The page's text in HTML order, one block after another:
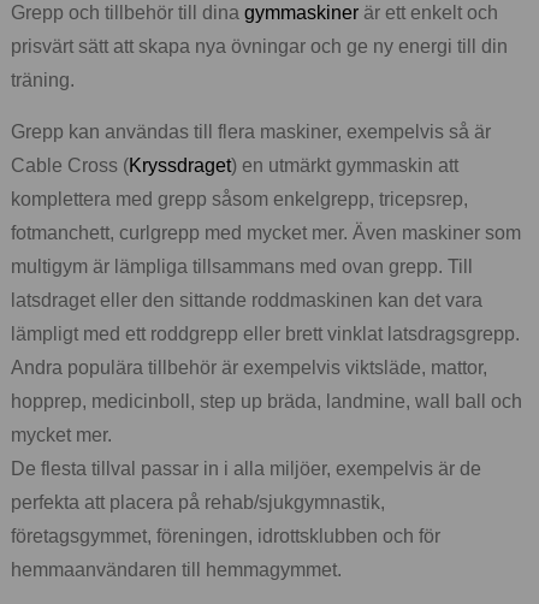
Grepp och tillbehör till dina gymmaskiner är ett enkelt och
prisvärt sätt att skapa nya övningar och ge ny energi till din
träning.
Grepp kan användas till flera maskiner, exempelvis så är
Cable Cross (Kryssdraget) en utmärkt gymmaskin att
komplettera med grepp såsom enkelgrepp, tricepsrep,
fotmanchett, curlgrepp med mycket mer. Även maskiner som
multigym är lämpliga tillsammans med ovan grepp. Till
latsdraget eller den sittande roddmaskinen kan det vara
lämpligt med ett roddgrepp eller brett vinklat latsdragsgrepp.
Andra populära tillbehör är exempelvis viktsläde, mattor,
hopprep, medicinboll, step up bräda, landmine, wall ball och
mycket mer.
De flesta tillval passar in i alla miljöer, exempelvis är de
perfekta att placera på rehab/sjukgymnastik,
företagsgymmet, föreningen, idrottsklubben och för
hemmaanvändaren till hemmagymmet.